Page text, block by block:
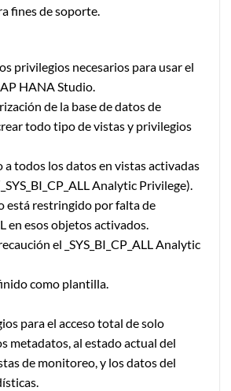
fines de soporte.
privilegios necesarios para usar el
HANA Studio.
de la base de datos de
todo tipo de vistas y privilegios
a todos los datos en vistas activadas
Analytic Privilege).
está restringido por falta de
en esos objetos activados.
el _SYS_BI_CP_ALL Analytic
como plantilla.
para el acceso total de solo
metadatos, al estado actual del
de monitoreo, y los datos del